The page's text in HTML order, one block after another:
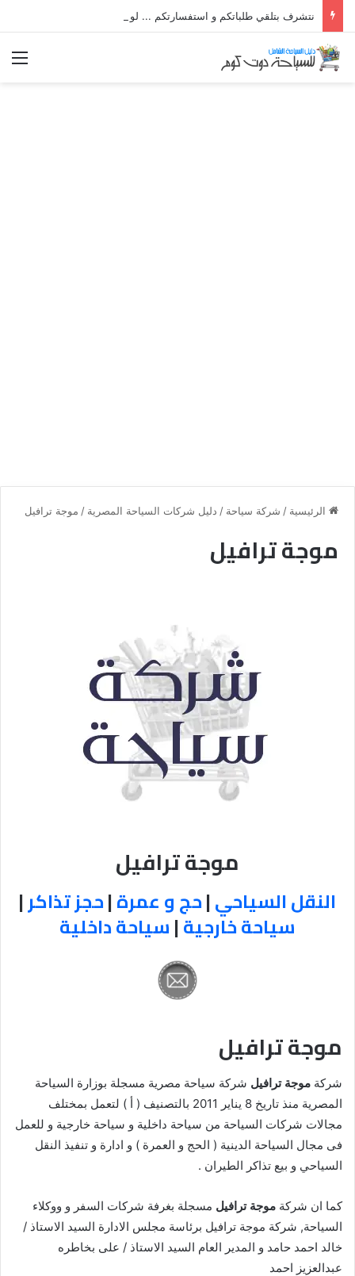
الرئيسية / شركة سياحة / دليل شركات السياحة المصرية / موجة ترافيل
موجة ترافيل
موجة ترافيل
النقل السياحي|حج و عمرة|حجز تذاكر|
سياحة خارجية|سياحة داخلية
موجة ترافيل
شركة موجة ترافيل شركة سياحة مصرية مسجلة بوزارة السياحة
المصرية منذ تاريخ 8 يناير 2011 بالتصنيف ( أ ) لتعمل بمختلف
مجالات شركات السياحة من سياحة داخلية و سياحة خارجية و للعمل
فى مجال السياحة الدينية ( الحج و العمرة ) و ادارة و تنفيذ النقل
السياحي و بيع تذاكر الطيران .
كما ان شركة موجة ترافيل مسجلة بغرفة شركات السفر و ووكلاء
السياحة, شركة موجة ترافيل برئاسة مجلس الادارة السيد الاستاذ /
خالد احمد حامد و المدير العام السيد الاستاذ / على بخاطره
عبدالعزيز احمد